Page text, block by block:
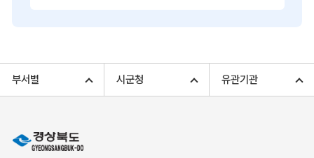
고향사랑기부 아너스 클럽
민원상담
민원안내
부서별 시군청 유관기관